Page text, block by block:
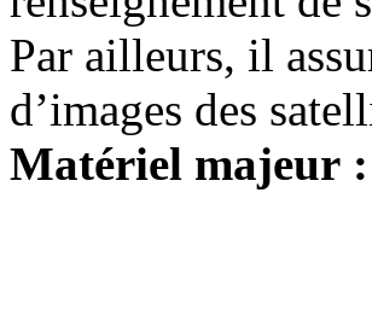
Par ailleurs, il
d’images des
Matériel majeur :